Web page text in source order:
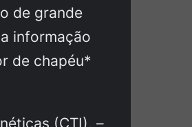
de grande
informação
de chapéu*
(CTI), –